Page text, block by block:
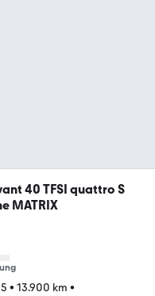
40 TFSI quattro S
MATRIX
• 13.900 km •